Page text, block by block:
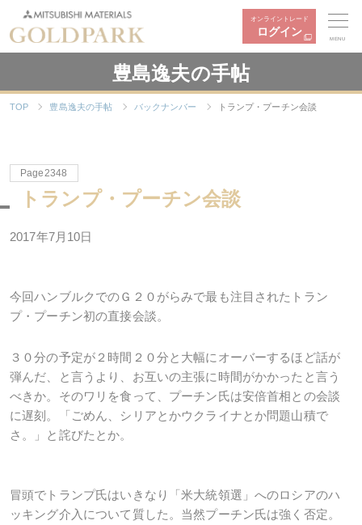
オンライントレード
ログイン
MENU
豊島逸夫の手帖
TOP 豊島逸夫の手帖 バックナンバー トランプ・プーチン会談
Page2348
トランプ・プーチン会談
2017年7月10日
今回ハンブルクでのＧ２０がらみで最も注目されたトラン
プ・プーチン初の直接会談。
３０分の予定が２時間２０分と大幅にオーバーするほど話が
弾んだ、と言うより、お互いの主張に時間がかかったと言う
べきか。そのワリを食って、プーチン氏は安倍首相との会談
に遅刻。「ごめん、シリアとかウクライナとか問題山積で
さ。」と詫びたとか。
冒頭でトランプ氏はいきなり「米大統領選」へのロシアのハ
ッキング介入について質した。当然プーチン氏は強く否定。